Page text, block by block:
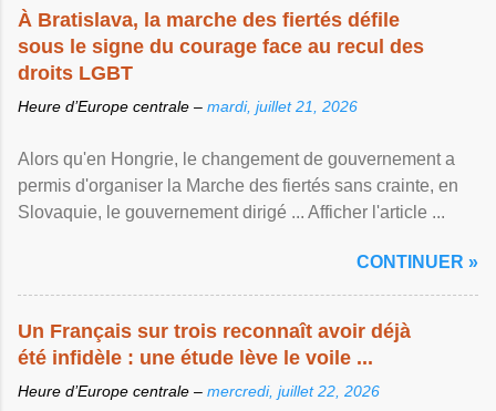
À Bratislava, la marche des fiertés défile
sous le signe du courage face au recul des
droits LGBT
Heure d’Europe centrale – mardi, juillet 21, 2026
Alors qu'en Hongrie, le changement de gouvernement a
permis d'organiser la Marche des fiertés sans crainte, en
Slovaquie, le gouvernement dirigé ... Afficher l'article ...
CONTINUER »
Un Français sur trois reconnaît avoir déjà
été infidèle : une étude lève le voile ...
Heure d’Europe centrale – mercredi, juillet 22, 2026